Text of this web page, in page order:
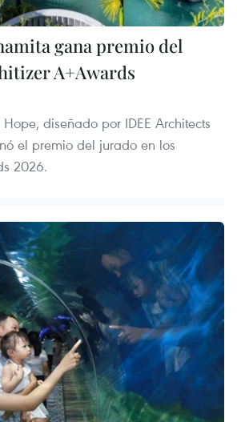
gana premio del
A+Awards
diseñado por IDEE Architects
el premio del jurado en los
2026.